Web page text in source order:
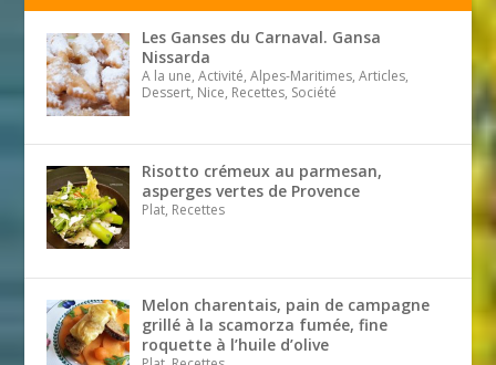
Les Ganses du Carnaval. Gansa
Nissarda
A la une, Activité, Alpes-Maritimes, Articles,
Dessert, Nice, Recettes, Société
Risotto crémeux au parmesan,
asperges vertes de Provence
Plat, Recettes
Melon charentais, pain de campagne
grillé à la scamorza fumée, fine
roquette à l’huile d’olive